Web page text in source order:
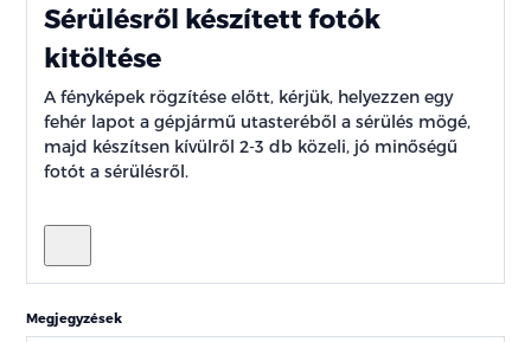
Sérülésről készített fotók
kitöltése
A fényképek rögzítése előtt, kérjük, helyezzen egy
fehér lapot a gépjármű utasteréből a sérülés mögé,
majd készítsen kívülről 2-3 db közeli, jó minőségű
fotót a sérülésről.
Megjegyzések